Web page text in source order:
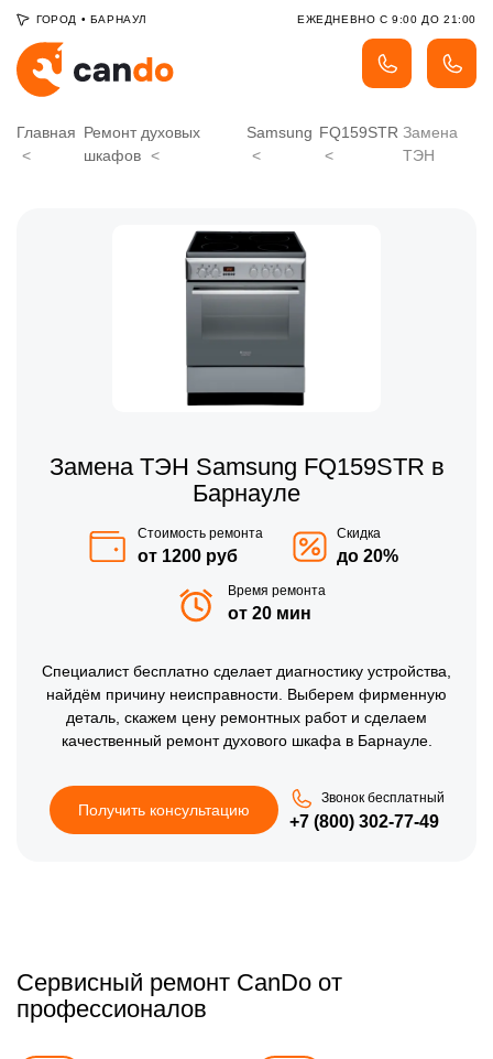
ГОРОД • БАРНАУЛ ЕЖЕДНЕВНО С 9:00 ДО 21:00
Главная Ремонт духовых
шкафов
Samsung FQ159STR Замена
ТЭН
Замена ТЭН Samsung FQ159STR в
Барнауле
Стоимость ремонта
от 1200 руб
Скидка
до 20%
Время ремонта
от 20 мин
Специалист бесплатно сделает диагностику устройства,
найдём причину неисправности. Выберем фирменную
деталь, скажем цену ремонтных работ и сделаем
качественный ремонт духового шкафа в Барнауле.
Получить консультацию
Звонок бесплатный
+7 (800) 302-77-49
Сервисный ремонт CanDo от
профессионалов